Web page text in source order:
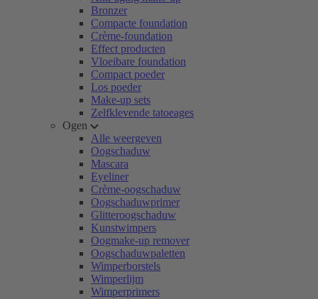
Bronzer
Compacte foundation
Crème-foundation
Effect producten
Vloeibare foundation
Compact poeder
Los poeder
Make-up sets
Zelfklevende tatoeages
Ogen
Alle weergeven
Oogschaduw
Mascara
Eyeliner
Crème-oogschaduw
Oogschaduwprimer
Glitteroogschaduw
Kunstwimpers
Oogmake-up remover
Oogschaduwpaletten
Wimperborstels
Wimperlijm
Wimperprimers